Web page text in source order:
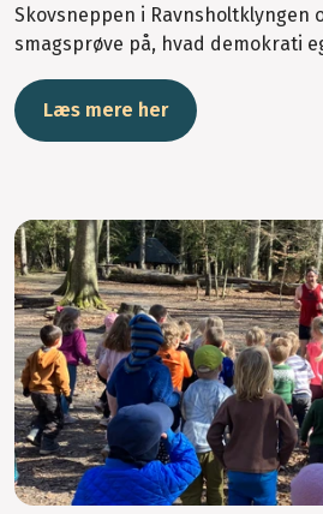
Skovsneppen i Ravnsholtklyngen
smagsprøve på, hvad demokrati
Læs mere her